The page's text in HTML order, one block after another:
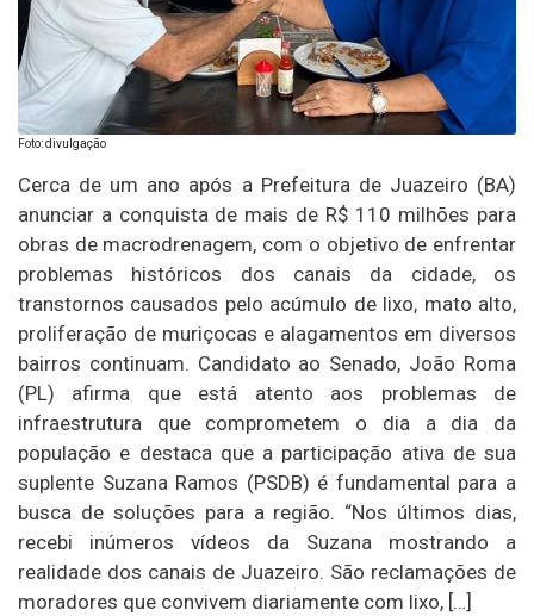
Foto: divulgação
Cerca de um ano após a Prefeitura de Juazeiro (BA)
anunciar a conquista de mais de R$ 110 milhões para
obras de macrodrenagem, com o objetivo de enfrentar
problemas históricos dos canais da cidade, os
transtornos causados pelo acúmulo de lixo, mato alto,
proliferação de muriçocas e alagamentos em diversos
bairros continuam. Candidato ao Senado, João Roma
(PL) afirma que está atento aos problemas de
infraestrutura que comprometem o dia a dia da
população e destaca que a participação ativa de sua
suplente Suzana Ramos (PSDB) é fundamental para a
busca de soluções para a região. “Nos últimos dias,
recebi inúmeros vídeos da Suzana mostrando a
realidade dos canais de Juazeiro. São reclamações de
moradores que convivem diariamente com lixo, […]